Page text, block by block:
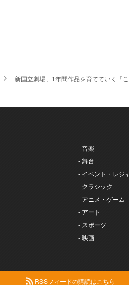
新国立劇場、1年間作品を育てていく「
- 音楽
- 舞台
- イベント・レジ
- クラシック
- アニメ・ゲーム
- アート
- スポーツ
- 映画
RSSフィードの購読はこちら